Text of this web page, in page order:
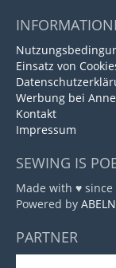
Einsatz von
Werbung bei Anne
Kontakt
Impressum
SEWING IS
Made with ♥ since
Powered by
PARTNER